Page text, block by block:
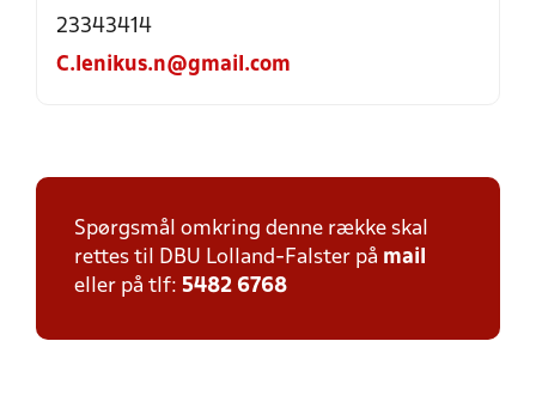
23343414
C.lenikus.n@gmail.com
Spørgsmål omkring denne række skal
rettes til DBU Lolland-Falster på mail
eller på tlf: 5482 6768